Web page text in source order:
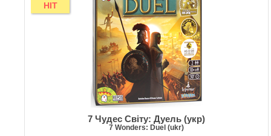
HIT
7 Чудес Світу: Дуель (укр)
7 Wonders: Duel (ukr)